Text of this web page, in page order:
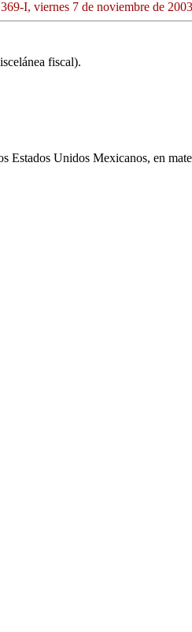
I, viernes 7 de noviembre de
fiscal).
Estados Unidos Mexicanos, en